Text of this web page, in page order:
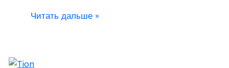
Читать дальше »